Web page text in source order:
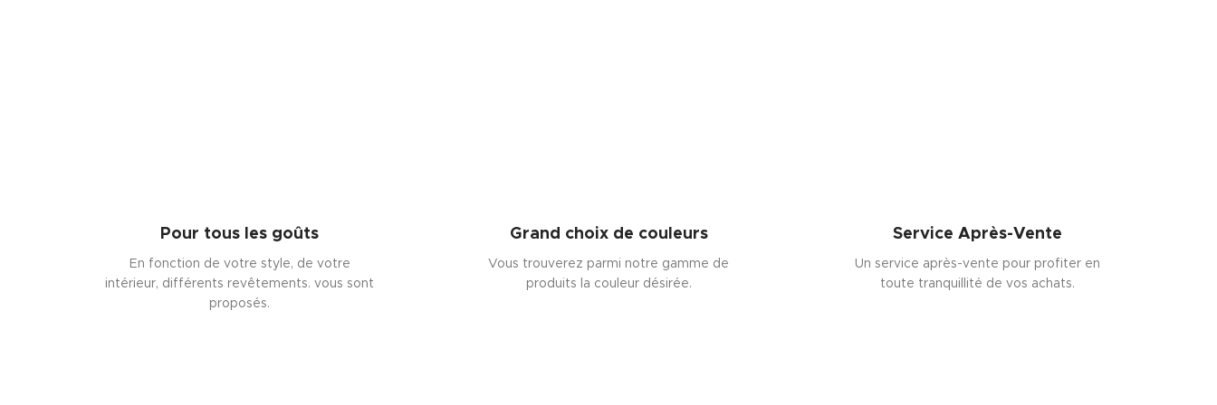
Pour tous les goûts
En fonction de votre style, de votre
intérieur, différents revêtements. vous sont
proposés.
Grand choix de couleurs
Vous trouverez parmi notre gamme de
produits la couleur désirée.
Service Après-Vente
Un service après-vente pour profiter en
toute tranquillité de vos achats.